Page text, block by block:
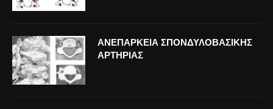
ΑΝΕΠΑΡΚΕΙΑ ΣΠΟΝΔΥΛΟΒΑΣΙΚΗΣ
ΑΡΤΗΡΙΑΣ